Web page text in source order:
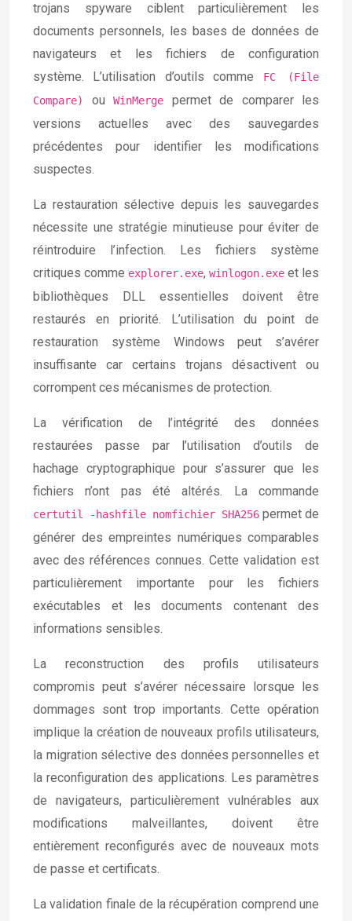
trojans spyware ciblent particulièrement les
documents personnels, les bases de données de
navigateurs et les fichiers de configuration
système. L’utilisation d’outils comme
FC (File
Compare)
ou WinMerge permet de comparer les
versions actuelles avec des sauvegardes
précédentes pour identifier les modifications
suspectes.
La restauration sélective depuis les sauvegardes
nécessite une stratégie minutieuse pour éviter de
réintroduire l’infection. Les fichiers système
critiques comme explorer.exe, winlogon.exe et les
bibliothèques DLL essentielles doivent être
restaurés en priorité. L’utilisation du point de
restauration système Windows peut s’avérer
insuffisante car certains trojans désactivent ou
corrompent ces mécanismes de protection.
La vérification de l’intégrité des données
restaurées passe par l’utilisation d’outils de
hachage cryptographique pour s’assurer que les
fichiers n’ont pas été altérés. La commande
certutil -hashfile nomfichier SHA256 permet de
générer des empreintes numériques comparables
avec des références connues. Cette validation est
particulièrement importante pour les fichiers
exécutables et les documents contenant des
informations sensibles.
La reconstruction des profils utilisateurs
compromis peut s’avérer nécessaire lorsque les
dommages sont trop importants. Cette opération
implique la création de nouveaux profils utilisateurs,
la migration sélective des données personnelles et
la reconfiguration des applications. Les paramètres
de navigateurs, particulièrement vulnérables aux
modifications malveillantes, doivent être
entièrement reconfigurés avec de nouveaux mots
de passe et certificats.
La validation finale de la récupération comprend une